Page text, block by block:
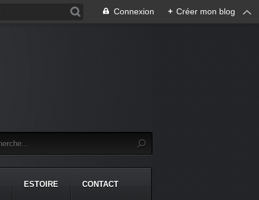
Connexion + Créer mon blog
ESTOIRE CONTACT